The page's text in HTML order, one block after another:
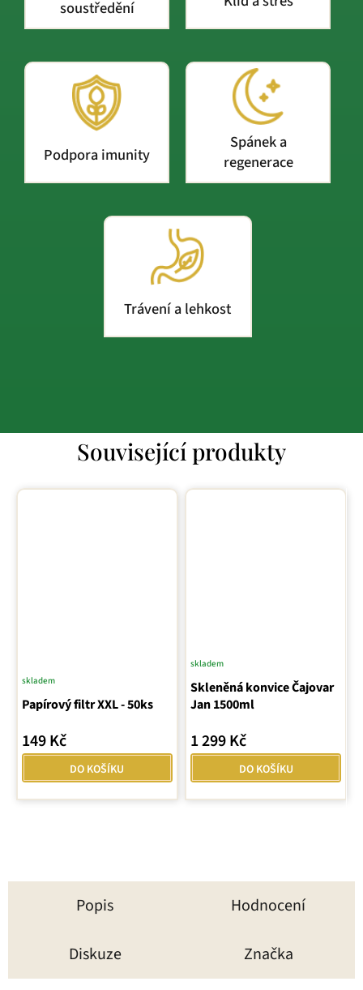
soustředění
Podpora imunity
Spánek a
regenerace
Trávení a lehkost
Související produkty
Papírový filtr XXL - 50ks
skladem
149 Kč
DO KOŠÍKU
Skleněná konvice Čajovar
Jan 1500ml
skladem
1 299 Kč
DO KOŠÍKU
Popis Hodnocení
Diskuze Značka